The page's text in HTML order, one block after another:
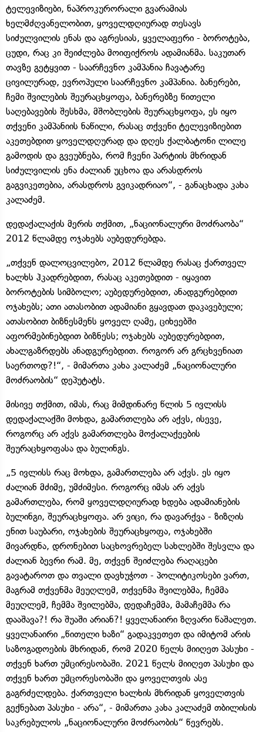
ტელევიზიები, ნაპროკურორალი გვარამიას
ხელმძღვანელობით, ყოველდღიურად თესავს
სიძულვილის ენას და აგრესიას, ყველაფერი - ბოროტება,
ცუდი, რაც კი შეიძლება მოიფიქროს ადამიანმა. საკუთარ
თავზე გეტყვით - საარჩევნო კამპანია ჩავატარე
ცივილურად, ევროპული საარჩევნო კამპანია. ბანერები,
ჩემი შვილების შეურაცხყოფა, ბანერებზე წითელი
საღებავების შესხმა, მშობლების შეურაცხყოფა, ეს იყო
თქვენი კამპანიის ნაწილი, რასაც თქვენი ტელევიზიებით
აკეთებდით ყოველდღურად და დღეს ქალბატონი ლილე
გამოდის და გვეუბნება, რომ ჩვენი პარტიის მხრიდან
სიძულვილის ენა ძალიან უცხოა და არასდროს
გაგვიკეთებია, არასდროს გვიკადრიაო“, - განაცხადა კახა
კალაძემ.
დედაქალაქის მერის თქმით, „ნაციონალური მოძრაობა“
2012 წლამდე ოჯახებს აუბედურებდა.
„თქვენ დალოცვილებო, 2012 წლამდე რასაც ქართველ
ხალხს ჰკადრებდით, რასაც აკეთებდით - იყავით
ბოროტების სიმბოლო; აუბედურებდით, ანადგურებდით
ოჯახებს; ათი ათასობით ადამიანი გყავდათ დაკავებული;
ათასობით ბიზნესმენს ყოველ ღამე, ციხეებში
აფორმებინებდით ბიზნესს; ოჯახებს აუბედურებდით,
ახალგაზრდებს ანადგურებდით. როგორ არ გრცხვენიათ
საერთოდ?!“, - მიმართა კახა კალაძემ „ნაციონალური
მოძრაობის“ დეპუტატს.
მისივე თქმით, იმას, რაც მიმდინარე წლის 5 ივლისს
დედაქალაქში მოხდა, გამართლება არ აქვს, ისევე,
როგორც არ აქვს გამართლება მოქალაქეების
შეურაცხყოფასა და ბულინგს.
„5 ივლისს რაც მოხდა, გამართლება არ აქვს. ეს იყო
ძალიან მძიმე, უმძიმესი. როგორც იმას არ აქვს
გამართლება, რომ ყოველდღიურად ხდება ადამიანების
ბულინგი, შეურაცხყოფა. არ ვიცი, რა დავარქვა - ზიზღის
ენით საუბარი, ოჯახების შეურაცხყოფა, ოჯახებში
მივარდნა, დრონებით საცხოვრებელ სახლებში შესვლა და
ძალიან ბევრი რამ. მე, თქვენ შეიძლება რაღაცები
გავატაროთ და თვალი დავხუჭოთ - პოლიტიკოსები ვართ,
მაგრამ თქვენმა მეუღლემ, თქვენმა შვილებმა, ჩემმა
მეუღლემ, ჩემმა შვილებმა, დედაჩემმა, მამაჩემმა რა
დააშავა?! რა შუაში არიან?! ყველანაირი ზღვარი წაშალეთ.
ყველანაირი „წითელი ხაზი“ გადაკვეთეთ და იმიტომ არის
საზოგადოების მხრიდან, რომ 2020 წელს მიიღეთ პასუხი -
თქვენ ხართ უმცირესობაში. 2021 წელს მიიღეთ პასუხი და
თქვენ ხართ უმცორესობაში და ყოველთვის ასე
გაგრძელდება. ქართველი ხალხის მხრიდან ყოველთვის
გექნებათ პასუხი - არა“, - მიმართა კახა კალაძემ თბილისის
საკრებულოს „ნაციონალური მოძრაობის“ წევრებს.